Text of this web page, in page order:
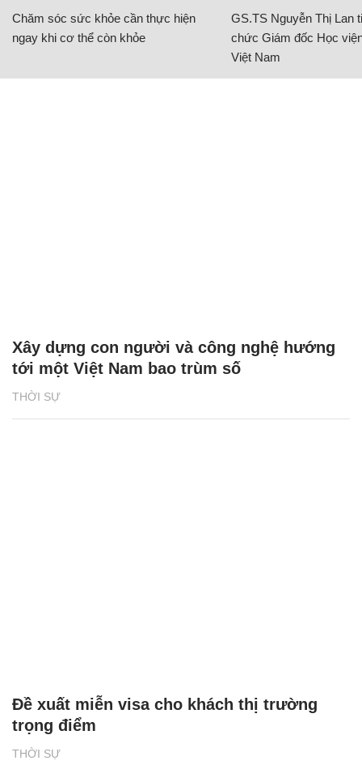
Chăm sóc sức khỏe cần thực hiện
ngay khi cơ thể còn khỏe
GS.TS Nguyễn Thị Lan
chức Giám đốc Học
Việt Nam
THỜI SỰ
Xây dựng con người và công nghệ hướng
tới một Việt Nam bao trùm số
THỜI SỰ
Đề xuất miễn visa cho khách thị trường
trọng điểm